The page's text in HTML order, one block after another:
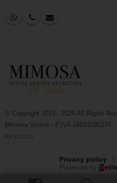
© Copyright 2023 - 2026 All Rights
Mimosa Venice - P.IVA 04583190279
Rel ID L1C21
Privacy policy
Powered by